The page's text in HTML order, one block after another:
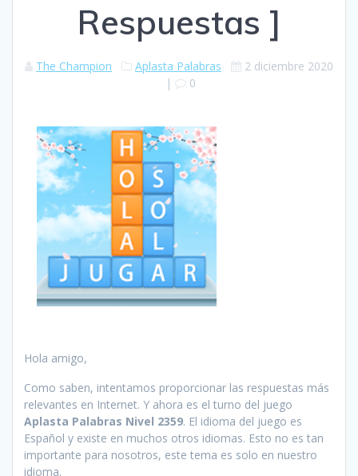
Respuestas ]
The Champion Aplasta Palabras
2 diciembre 2020
|
0
Hola amigo,
Como saben, intentamos proporcionar las respuestas más
relevantes en Internet. Y ahora es el turno del juego
Aplasta Palabras Nivel 2359. El idioma del juego es
Español y existe en muchos otros idiomas. Esto no es tan
importante para nosotros, este tema es solo en nuestro
idioma.